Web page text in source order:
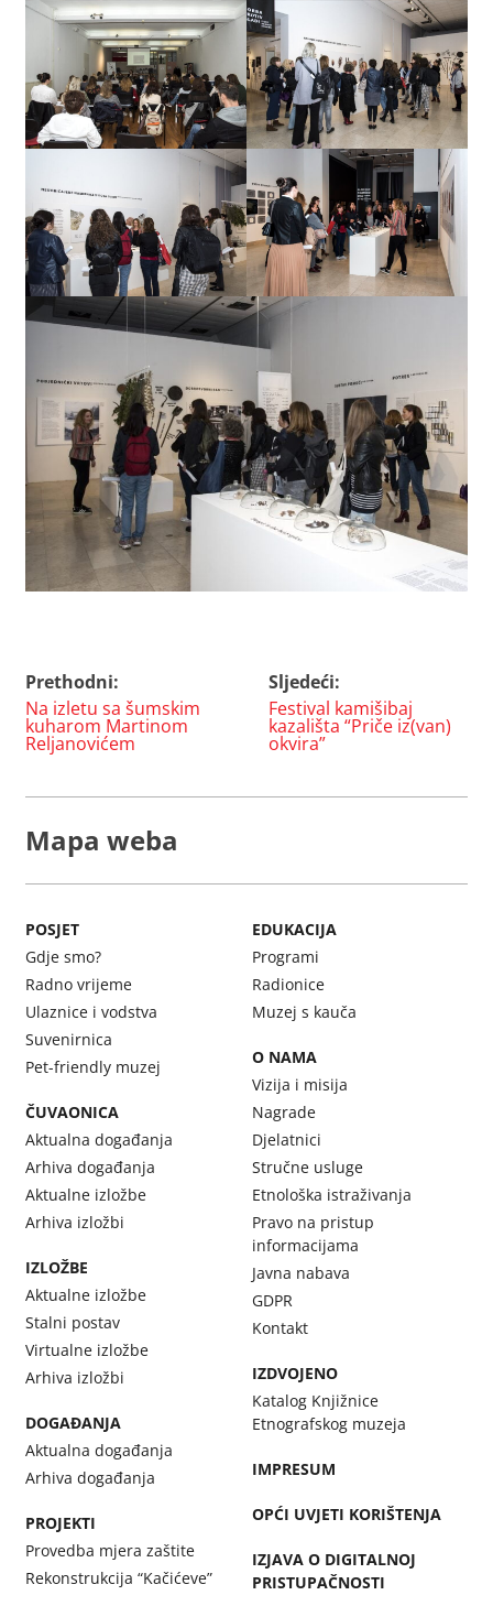
Navigacija
objava
Prethodni:
Na izletu sa šumskim
kuharom Martinom
Reljanovićem
Sljedeći:
Festival kamišibaj
kazališta “Priče iz(van)
okvira”
Mapa weba
POSJET
Gdje smo?
Radno vrijeme
Ulaznice i vodstva
Suvenirnica
Pet-friendly muzej
ČUVAONICA
Aktualna događanja
Arhiva događanja
Aktualne izložbe
Arhiva izložbi
IZLOŽBE
Aktualne izložbe
Stalni postav
Virtualne izložbe
Arhiva izložbi
DOGAĐANJA
Aktualna događanja
Arhiva događanja
PROJEKTI
Provedba mjera zaštite
Rekonstrukcija “Kačićeve”
EDUKACIJA
Programi
Radionice
Muzej s kauča
O NAMA
Vizija i misija
Nagrade
Djelatnici
Stručne usluge
Etnološka istraživanja
Pravo na pristup
informacijama
Javna nabava
GDPR
Kontakt
IZDVOJENO
Katalog Knjižnice
Etnografskog muzeja
IMPRESUM
OPĆI UVJETI KORIŠTENJA
IZJAVA O DIGITALNOJ
PRISTUPAČNOSTI